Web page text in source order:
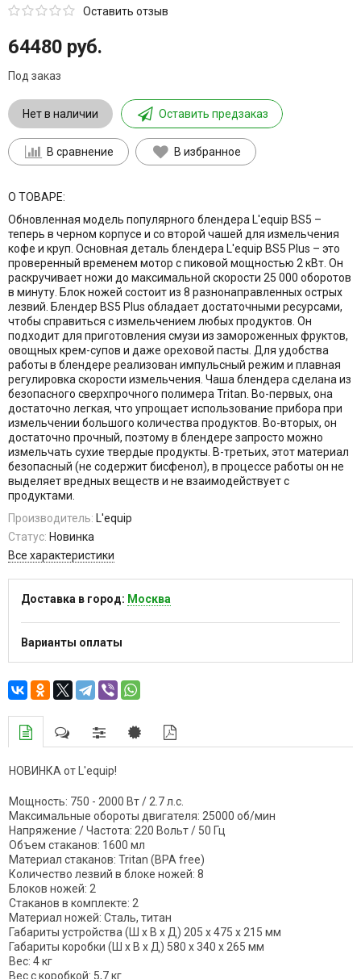
Оставить отзыв
64480 руб.
Под заказ
Нет в наличии Оставить предзаказ
В сравнение В избранное
О ТОВАРЕ:
Обновленная модель популярного блендера L'equip BS5 –
теперь в черном корпусе и со второй чашей для измельчения
кофе и круп. Основная деталь блендера L'equip BS5 Plus – это
проверенный временем мотор с пиковой мощностью 2 кВт. Он
раскручивает ножи до максимальной скорости 25 000 оборотов
в минуту. Блок ножей состоит из 8 разнонаправленных острых
лезвий. Блендер BS5 Plus обладает достаточными ресурсами,
чтобы справиться с измельчением любых продуктов. Он
подходит для приготовления смузи из замороженных фруктов,
овощных крем-супов и даже ореховой пасты. Для удобства
работы в блендере реализован импульсный режим и плавная
регулировка скорости измельчения. Чаша блендера сделана из
безопасного сверхпрочного полимера Tritan. Во-первых, она
достаточно легкая, что упрощает использование прибора при
измельчении большого количества продуктов. Во-вторых, он
достаточно прочный, поэтому в блендере запросто можно
измельчать сухие твердые продукты. В-третьих, этот материал
безопасный (не содержит бисфенол), в процессе работы он не
выделяет вредных веществ и не взаимодействует с
продуктами.
Производитель: L'equip
Статус: Новинка
Все характеристики
Доставка в город: Москва
Варианты оплаты
НОВИНКА от L'equip!
Мощность: 750 - 2000 Вт / 2.7 л.с.
Максимальные обороты двигателя: 25000 об/мин
Напряжение / Частота: 220 Вольт / 50 Гц
Объем стаканов: 1600 мл
Материал стаканов: Tritan (BPA free)
Количество лезвий в блоке ножей: 8
Блоков ножей: 2
Стаканов в комплекте: 2
Материал ножей: Сталь, титан
Габариты устройства (Ш х В х Д) 205 x 475 x 215 мм
Габариты коробки (Ш х В х Д) 580 x 340 x 265 мм
Вес: 4 кг
Вес с коробкой: 5,7 кг